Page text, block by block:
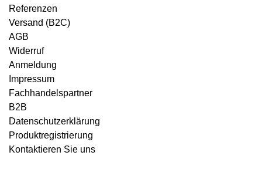
Referenzen
Versand (B2C)
AGB
Widerruf
Anmeldung
Impressum
Fachhandelspartner
B2B
Datenschutzerklärung
Produktregistrierung
Kontaktieren Sie uns